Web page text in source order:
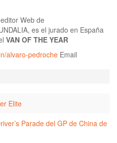
Web de
es el jurado en España
VAN OF THE YEAR
alvaro-pedroche Email
Elite
Parade del GP de China de